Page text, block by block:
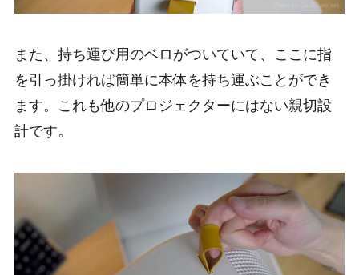
また、持ち運び用のベロがついていて、ここに指
を引っ掛ければ簡単に本体を持ち運ぶことができ
ます。これも他のプロジェクターにはない親切設
計です。